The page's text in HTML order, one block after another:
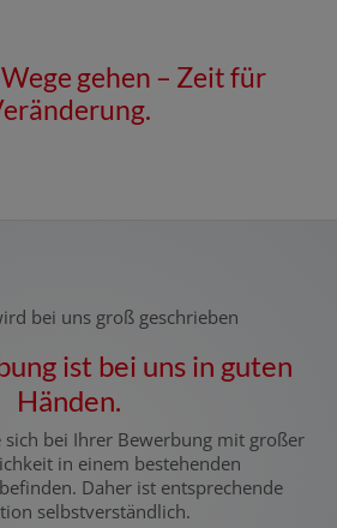
gehen – Zeit für
bei uns groß geschrieben
ist bei uns in guten
Händen.
sich bei Ihrer Bewerbung mit großer
in einem bestehenden
Daher ist entsprechende
selbstverständlich.